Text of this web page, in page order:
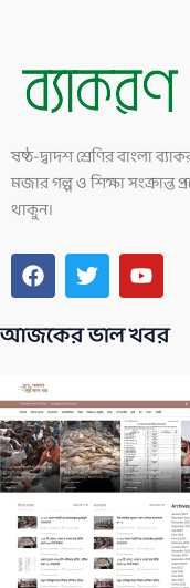
ষষ্ঠ-দ্বাদশ শ্রেণির বাংলা
মজার গল্প ও শিক্ষা সংক্রান্ত
থাকুন।
F
a
e
o
k
T
w
t
r
Y
o
t
e
আজকের ভাল খবর